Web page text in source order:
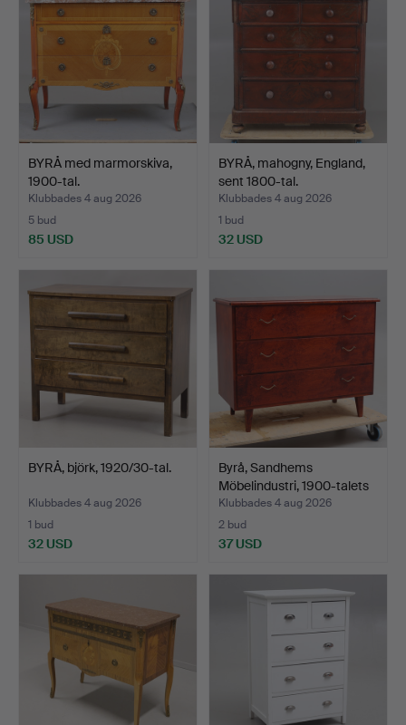
BYRÅ med marmorskiva,
1900-tal.
Klubbades 4 aug 2026
5 bud
85 USD
BYRÅ, mahogny, England,
sent 1800-tal.
Klubbades 4 aug 2026
1 bud
32 USD
BYRÅ, björk, 1920/30-tal.
Klubbades 4 aug 2026
1 bud
32 USD
Byrå, Sandhems
Möbelindustri, 1900-talets
…
Klubbades 4 aug 2026
2 bud
37 USD